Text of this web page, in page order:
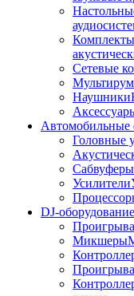
Комплекты
Сетевые
Наушники
Автомобильные
Головные
Сабвуферы
Усилители
DJ-оборудование
Микшеры